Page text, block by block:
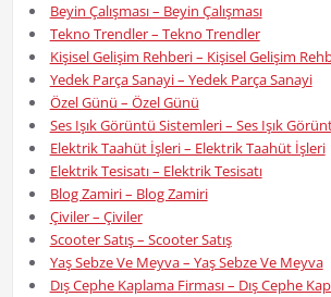
Beyin Çalışması – Beyin Çalışması
Tekno Trendler – Tekno Trendler
Kişisel Gelişim Rehberi – Kişisel Gelişim
Yedek Parça Sanayi – Yedek Parça Sanayi
Özel Günü – Özel Günü
Ses Işık Görüntü Sistemleri – Ses Işık
Elektrik Taahüt İşleri – Elektrik Taahüt İşleri
Elektrik Tesisatı – Elektrik Tesisatı
Blog Zamiri – Blog Zamiri
Çiviler – Çiviler
Scooter Satış – Scooter Satış
Yaş Sebze Ve Meyva – Yaş Sebze Ve Meyva
Dış Cephe Kaplama Firması – Dış Cephe